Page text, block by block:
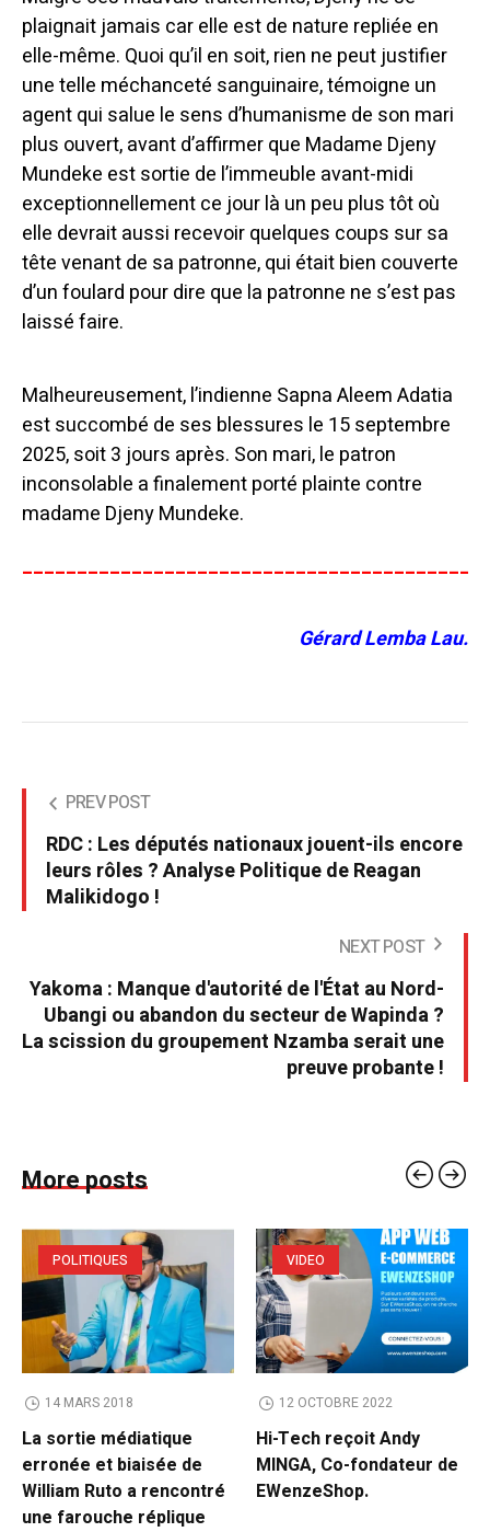
plaignait jamais car elle est de nature repliée en
elle-même. Quoi qu’il en soit, rien ne peut justifier
une telle méchanceté sanguinaire, témoigne un
agent qui salue le sens d’humanisme de son mari
plus ouvert, avant d’affirmer que Madame Djeny
Mundeke est sortie de l’immeuble avant-midi
exceptionnellement ce jour là un peu plus tôt où
elle devrait aussi recevoir quelques coups sur sa
tête venant de sa patronne, qui était bien couverte
d’un foulard pour dire que la patronne ne s’est pas
laissé faire.
Malheureusement, l’indienne Sapna Aleem Adatia
est succombé de ses blessures le 15 septembre
2025, soit 3 jours après. Son mari, le patron
inconsolable a finalement porté plainte contre
madame Djeny Mundeke.
Gérard Lemba Lau.
PREV POST
RDC : Les députés nationaux jouent-ils encore
leurs rôles ? Analyse Politique de Reagan
Malikidogo !
NEXT POST
Yakoma : Manque d'autorité de l'État au Nord-
Ubangi ou abandon du secteur de Wapinda ?
La scission du groupement Nzamba serait une
preuve probante !
More posts
POLITIQUES
14 MARS 2018
La sortie médiatique
erronée et biaisée de
William Ruto a rencontré
une farouche réplique
VIDEO
12 OCTOBRE 2022
Hi-Tech reçoit Andy
MINGA, Co-fondateur de
EWenzeShop.